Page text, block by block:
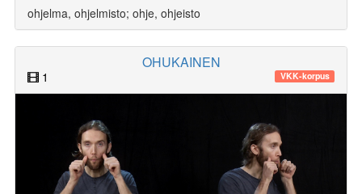
ohjelma, ohjelmisto; ohje, ohjeisto
OHUKAINEN
1 VKK-korpus